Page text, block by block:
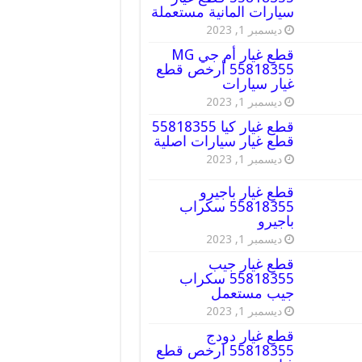
سيارات المانية مستعملة
ديسمبر 1, 2023
قطع غيار أم جي MG
55818355 أرخص قطع
غيار سيارات
ديسمبر 1, 2023
قطع غيار كيا 55818355
قطع غيار سيارات اصلية
ديسمبر 1, 2023
قطع غيار باجيرو
55818355 سكراب
باجيرو
ديسمبر 1, 2023
قطع غيار جيب
55818355 سكراب
جيب مستعمل
ديسمبر 1, 2023
قطع غيار دودج
55818355 ارخص قطع